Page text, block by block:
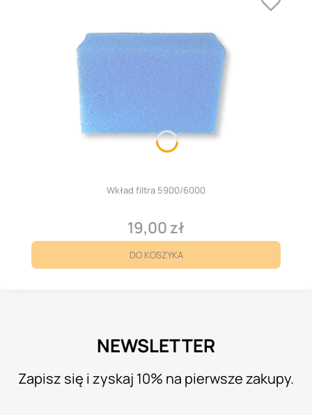
Wkład filtra 5900/6000
Cena
19,00 zł
DO KOSZYKA
NEWSLETTER
Zapisz się i zyskaj 10% na pierwsze zakupy.